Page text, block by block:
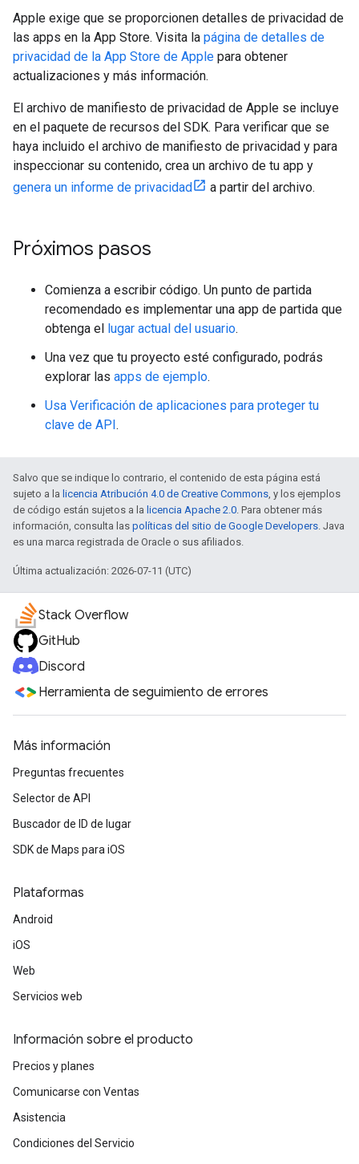
Apple exige que se proporcionen detalles de privacidad de
las apps en la App Store. Visita la página de detalles de
privacidad de la App Store de Apple para obtener
actualizaciones y más información.
El archivo de manifiesto de privacidad de Apple se incluye
en el paquete de recursos del SDK. Para verificar que se
haya incluido el archivo de manifiesto de privacidad y para
inspeccionar su contenido, crea un archivo de tu app y
genera un informe de privacidad
a partir del archivo.
Próximos pasos
Comienza a escribir código. Un punto de partida
recomendado es implementar una app de partida que
obtenga el lugar actual del usuario.
Una vez que tu proyecto esté configurado, podrás
explorar las apps de ejemplo.
Usa Verificación de aplicaciones para proteger tu
clave de API.
Salvo que se indique lo contrario, el contenido de esta página está
sujeto a la licencia Atribución 4.0 de Creative Commons, y los ejemplos
de código están sujetos a la licencia Apache 2.0. Para obtener más
información, consulta las políticas del sitio de Google Developers. Java
es una marca registrada de Oracle o sus afiliados.
Última actualización: 2026-07-11 (UTC)
Stack Overflow
GitHub
Discord
Herramienta de seguimiento de errores
Más información
Preguntas frecuentes
Selector de API
Buscador de ID de lugar
SDK de Maps para iOS
Plataformas
Android
iOS
Web
Servicios web
Información sobre el producto
Precios y planes
Comunicarse con Ventas
Asistencia
Condiciones del Servicio